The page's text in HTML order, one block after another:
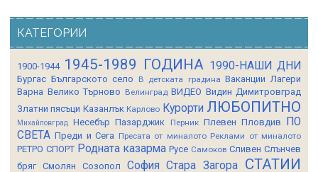
КАТЕГОРИИ
1900-1944 1945-1989 ГОДИНА 1990-НАШИ ДНИ
Бургас Българското село В детската градина Ваканции Лагери
Варна Велико Търново Велинград ВИДЕО Видин Димитровград
Златни пясъци Казанлък Карлово Курорти ЛЮБОПИТНО
Михайловград Несебър Пазарджик Перник Плевен Пловдив
ПО
СВЕТА Преди и Сега Пресата от миналото Реклами от миналото
РЕТРО СПОРТ Родната казарма Русе Самоков Сливен Слънчев
бряг Смолян Созопол София Стара Загора СТАТИИ